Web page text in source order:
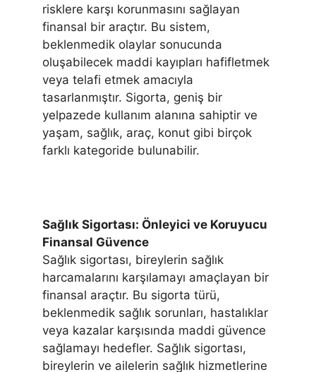
risklere karşı korunmasını sağlayan
finansal bir araçtır. Bu sistem,
beklenmedik olaylar sonucunda
oluşabilecek maddi kayıpları hafifletmek
veya telafi etmek amacıyla
tasarlanmıştır. Sigorta, geniş bir
yelpazede kullanım alanına sahiptir ve
yaşam, sağlık, araç, konut gibi birçok
farklı kategoride bulunabilir.
Sağlık Sigortası: Önleyici ve Koruyucu
Finansal Güvence
Sağlık sigortası, bireylerin sağlık
harcamalarını karşılamayı amaçlayan bir
finansal araçtır. Bu sigorta türü,
beklenmedik sağlık sorunları, hastalıklar
veya kazalar karşısında maddi güvence
sağlamayı hedefler. Sağlık sigortası,
bireylerin ve ailelerin sağlık hizmetlerine